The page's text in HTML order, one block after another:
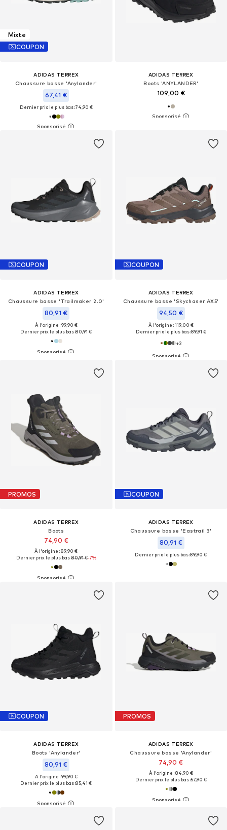
Mixte
COUPON
ADIDAS TERREX
Chaussure basse 'Anylander'
67,41 €
Dernier prix le plus bas :74,90 €
ADIDAS TERREX
Boots 'ANYLANDER'
109,00 €
COUPON
ADIDAS TERREX
Chaussure basse 'Trailmaker 2.0'
80,91 €
À l'origine : 99,90 €
Dernier prix le plus bas :80,91 €
COUPON
ADIDAS TERREX
Chaussure basse 'Skychaser AX5'
94,50 €
À l'origine : 119,00 €
Dernier prix le plus bas :89,91 €
+2
PROMOS
ADIDAS TERREX
Boots
74,90 €
À l'origine : 89,90 €
Dernier prix le plus bas :80,91 €-7%
COUPON
ADIDAS TERREX
Chaussure basse 'Eastrail 3'
80,91 €
Dernier prix le plus bas :89,90 €
COUPON
ADIDAS TERREX
Boots 'Anylander'
80,91 €
À l'origine : 99,90 €
Dernier prix le plus bas :85,41 €
PROMOS
ADIDAS TERREX
Chaussure basse 'Anylander'
74,90 €
À l'origine : 84,90 €
Dernier prix le plus bas :57,90 €